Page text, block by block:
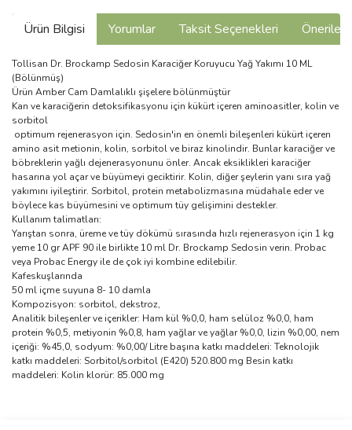
Ürün Bilgisi Yorumlar Taksit Seçenekleri
Tollisan Dr. Brockamp Sedosin Karaciğer Koruyucu Yağ Yakımı 10 ML
(Bölünmüş)
Ürün Amber Cam Damlalıklı şişelere bölünmüştür
Kan ve karaciğerin detoksifikasyonu için kükürt içeren aminoasitler, kolin ve
sorbitol
optimum rejenerasyon için. Sedosin'in en önemli bileşenleri kükürt içeren
amino asit metionin, kolin, sorbitol ve biraz kinolindir. Bunlar karaciğer ve
böbreklerin yağlı dejenerasyonunu önler. Ancak eksiklikleri karaciğer
hasarına yol açar ve büyümeyi geciktirir. Kolin, diğer şeylerin yanı sıra yağ
yakımını iyileştirir. Sorbitol, protein metabolizmasına müdahale eder ve
böylece kas büyümesini ve optimum tüy gelişimini destekler.
Kullanım talimatları:
Yarıştan sonra, üreme ve tüy dökümü sırasında hızlı rejenerasyon için 1 kg
yeme 10 gr APF 90 ile birlikte 10 ml Dr. Brockamp Sedosin verin. Probac
veya Probac Energy ile de çok iyi kombine edilebilir.
Kafeskuşlarında
50 ml içme suyuna 8- 10 damla
Kompozisyon: sorbitol, dekstroz,
Analitik bileşenler ve içerikler: Ham kül %0,0, ham selüloz %0,0, ham
protein %0,5, metiyonin %0,8, ham yağlar ve yağlar %0,0, lizin %0,00, nem
içeriği: %45,0, sodyum: %0,00/ Litre başına katkı maddeleri: Teknolojik
katkı maddeleri: Sorbitol/sorbitol (E420) 520.800 mg Besin katkı
maddeleri: Kolin klorür: 85.000 mg